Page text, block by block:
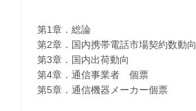
第1章．総論
第2章．国内携帯電話市場契約数動向
第3章．国内出荷動向
第4章．通信事業者 個票
第5章．通信機器メーカー個票